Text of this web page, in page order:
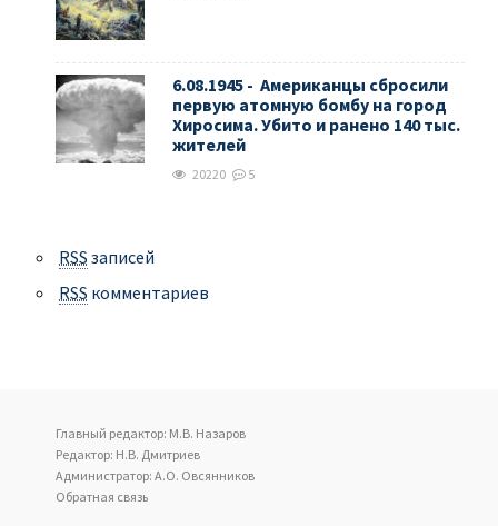
6.08.1945 - Американцы сбросили
первую атомную бомбу на город
Хиросима. Убито и ранено 140 тыс.
жителей
20220 5
RSS записей
RSS комментариев
Главный редактор: М.В. Назаров
Редактор: Н.В. Дмитриев
Администратор: А.О. Овсянников
Обратная связь